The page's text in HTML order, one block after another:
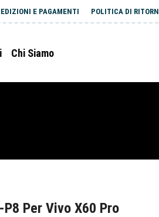
E PAGAMENTI POLITICA DI
Chi Siamo
Per Vivo X60 Pro